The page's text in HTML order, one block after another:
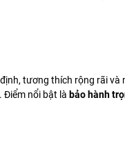
tương thích rộng rãi
Điểm nổi bật là bảo hành